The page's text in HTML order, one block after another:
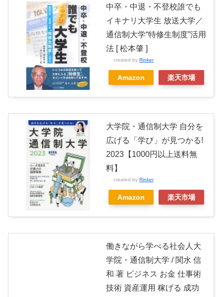
中卒・中退・不登校誰でも
イキナリ大学生 放送大学／
通信制大学“特修生制度”活用
法 [ 松本肇 ]
created by Rinker
Amazon 楽天市場
大学院・通信制大学 自分を
広げる「学び」が見つかる!
2023【1000円以上送料無
料】
created by Rinker
Amazon 楽天市場
働きながら学べる社会人大
学院・通信制大学 / 関水 信
和 著 ビジネス お金 仕事術
技術 資産運用 稼げる 成功